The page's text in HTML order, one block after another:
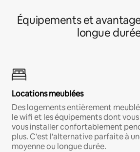
Équipements et
longue
Locations meublées
Des logements entièrement
le wifi et les équipements dont
vous installer confortablement
plus. C'est l'alternative parfaite à
moyenne ou longue durée.